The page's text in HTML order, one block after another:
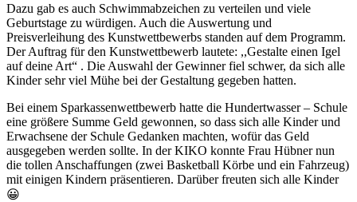
Dazu gab es auch Schwimmabzeichen zu verteilen und viele
Geburtstage zu würdigen. Auch die Auswertung und
Preisverleihung des Kunstwettbewerbs standen auf dem Programm.
Der Auftrag für den Kunstwettbewerb lautete: ,,Gestalte einen Igel
auf deine Art“ . Die Auswahl der Gewinner fiel schwer, da sich alle
Kinder sehr viel Mühe bei der Gestaltung gegeben hatten.
Bei einem Sparkassenwettbewerb hatte die Hundertwasser – Schule
eine größere Summe Geld gewonnen, so dass sich alle Kinder und
Erwachsene der Schule Gedanken machten, wofür das Geld
ausgegeben werden sollte. In der KIKO konnte Frau Hübner nun
die tollen Anschaffungen (zwei Basketball Körbe und ein Fahrzeug)
mit einigen Kindern präsentieren. Darüber freuten sich alle Kinder
😀